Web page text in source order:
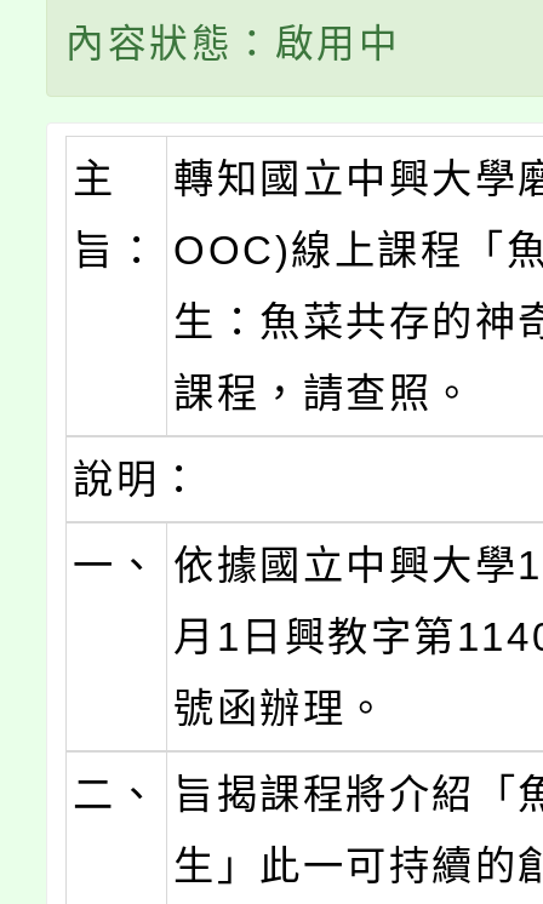
內容狀態：啟用中
主
旨：
轉知國立中興大學
OOC)線上課程「
生：魚菜共存的神
課程，請查照。
說明：
一、
依據國立中興大學
月1日興教字第
號函辦理。
二、
旨揭課程將介紹「
生」此一可持續的